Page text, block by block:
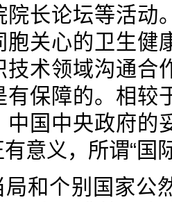
院长论坛等活动
胞关心的卫生健
技术领域沟通合
有保障的。相较
中国中央政府的
意义，所谓“国
局和个别国家公